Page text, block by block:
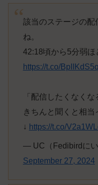
該当のステージの配
ね。
42:18頃から5分弱
https://t.co/
「配信したくなく
きちんと聞くと相
↓ https://t.co/
— UC（Fedibirdに
September 27, 2024